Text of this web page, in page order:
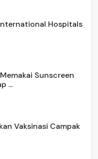
Hospitals
Sunscreen
...
Vaksinasi Campak